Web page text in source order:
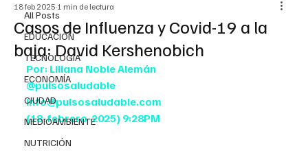
All Posts
EDUCACIÓN
TECNOLOGÍA
ECONOMÍA
CIUDAD
MEDIOAMBIENTE
NUTRICIÓN
Casos de Influenza y Covid-19 a la
baja: David Kershenobich
18 feb 2025 1 min de lectura
Por: Liliana Noble Alemán
@pulsosaludable
info@pulsosaludable.com
(18-febrero-2025) 9:28PM